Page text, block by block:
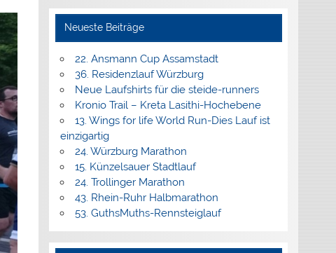
Neueste Beiträge
22. Ansmann Cup Assamstadt
36. Residenzlauf Würzburg
Neue Laufshirts für die steide-runners
Kronio Trail – Kreta Lasithi-Hochebene
13. Wings for life World Run-Dies Lauf ist
einzigartig
24. Würzburg Marathon
15. Künzelsauer Stadtlauf
24. Trollinger Marathon
43. Rhein-Ruhr Halbmarathon
53. GuthsMuths-Rennsteiglauf